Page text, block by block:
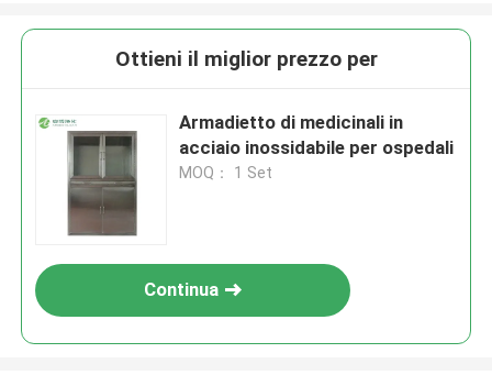
Ottieni il miglior prezzo per
Armadietto di medicinali in
acciaio inossidabile per ospedali
MOQ： 1 Set
Continua